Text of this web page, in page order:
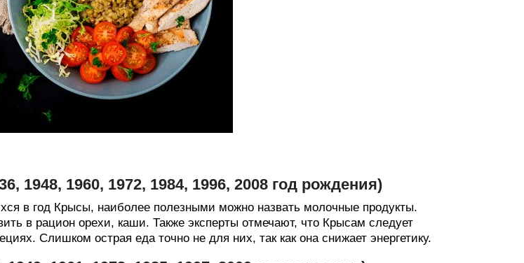
1948, 1960, 1972, 1984, 1996, 2008 год рождения)
в год Крысы, наиболее полезными можно назвать молочные продукты.
в рацион орехи, каши. Также эксперты отмечают, что Крысам следует
Слишком острая еда точно не для них, так как она снижает энергетику.